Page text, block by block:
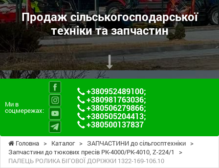
Продаж сільськогосподарської
техніки та запчастин
Ми в
соцмережах:
+380952489100;
+380981763036;
+380506279866;
+380505204413;
+380500137837
Головна > Каталог > ЗАПЧАСТИНИ до сільгосптехніки >
Запчастини до тюкових пресів PK-4000/PK-4010, Z-224/1
>
ПАЛЕЦЬ РОЛИКА БІГОВОЇ ДОРІЖКИ 1322-169-106.10